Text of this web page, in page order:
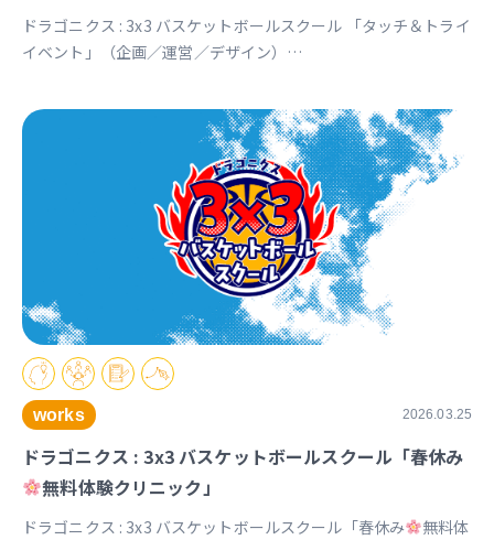
ドラゴニクス : 3x3 バスケットボールスクール 「タッチ＆トライ
イベント」（企画／運営／デザイン）
works 2026.03.25
ドラゴニクス : 3x3 バスケットボールスクール「春休み
無料体験クリニック」
ドラゴニクス : 3x3 バスケットボールスクール「春休み
無料体